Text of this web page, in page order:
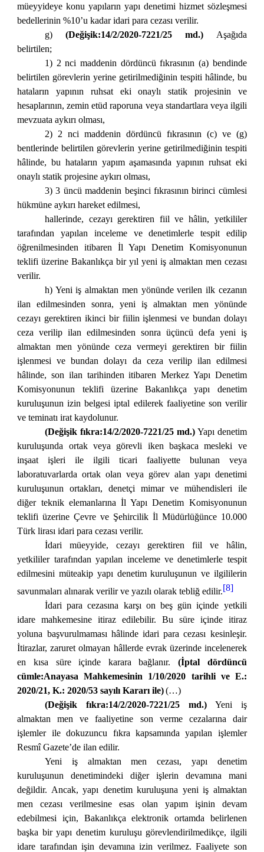
müeyyideye konu yapıların yapı denetimi hizmet sözleşmesi
bedellerinin %10’u kadar idari para cezası verilir.
g)(Değişik:14/2/2020-7221/25 md.) Aşağıda
belirtilen;
1) 2 nci maddenin dördüncü fıkrasının (a) bendinde
belirtilen görevlerin yerine getirilmediğinin tespiti hâlinde, bu
hataların yapının ruhsat eki onaylı statik projesinin ve
hesaplarının, zemin etüd raporuna veya standartlara veya ilgili
mevzuata aykırı olması,
2) 2 nci maddenin dördüncü fıkrasının (c) ve (g)
bentlerinde belirtilen görevlerin yerine getirilmediğinin tespiti
hâlinde, bu hataların yapım aşamasında yapının ruhsat eki
onaylı statik projesine aykırı olması,
3) 3 üncü maddenin beşinci fıkrasının birinci cümlesi
hükmüne aykırı hareket edilmesi,
hallerinde, cezayı gerektiren fiil ve hâlin, yetkililer
tarafından yapılan inceleme ve denetimlerle tespit edilip
öğrenilmesinden itibaren İl Yapı Denetim Komisyonunun
teklifi üzerine Bakanlıkça bir yıl yeni iş almaktan men cezası
verilir.
h) Yeni iş almaktan men yönünde verilen ilk cezanın
ilan edilmesinden sonra, yeni iş almaktan men yönünde
cezayı gerektiren ikinci bir fiilin işlenmesi ve bundan dolayı
ceza verilip ilan edilmesinden sonra üçüncü defa yeni iş
almaktan men yönünde ceza vermeyi gerektiren bir fiilin
işlenmesi ve bundan dolayı da ceza verilip ilan edilmesi
hâlinde, son ilan tarihinden itibaren Merkez Yapı Denetim
Komisyonunun teklifi üzerine Bakanlıkça yapı denetim
kuruluşunun izin belgesi iptal edilerek faaliyetine son verilir
ve teminatı irat kaydolunur.
(Değişik fıkra:14/2/2020-7221/25 md.)Yapı denetim
kuruluşunda ortak veya görevli iken başkaca mesleki ve
inşaat işleri ile ilgili ticari faaliyette bulunan veya
laboratuvarlarda ortak olan veya görev alan yapı denetimi
kuruluşunun ortakları, denetçi mimar ve mühendisleri ile
diğer teknik elemanlarına İl Yapı Denetim Komisyonunun
teklifi üzerine Çevre ve Şehircilik İl Müdürlüğünce 10.000
Türk lirası idari para cezası verilir.
İdari müeyyide, cezayı gerektiren fiil ve hâlin,
yetkililer tarafından yapılan inceleme ve denetimlerle tespit
edilmesini müteakip yapı denetim kuruluşunun ve ilgililerin
savunmaları alınarak verilir ve yazılı olarak tebliğ edilir.[8]
İdari para cezasına karşı on beş gün içinde yetkili
idare mahkemesine itiraz edilebilir. Bu süre içinde itiraz
yoluna başvurulmaması hâlinde idari para cezası kesinleşir.
İtirazlar, zaruret olmayan hâllerde evrak üzerinde incelenerek
en kısa süre içinde karara bağlanır. (İptal dördüncü
cümle:Anayasa Mahkemesinin 1/10/2020 tarihli ve E.:
2020/21, K.: 2020/53 sayılı Kararı ile) (…)
(Değişik fıkra:14/2/2020-7221/25 md.)Yeni iş
almaktan men ve faaliyetine son verme cezalarına dair
işlemler ile dokuzuncu fıkra kapsamında yapılan işlemler
Resmî Gazete’de ilan edilir.
Yeni iş almaktan men cezası, yapı denetim
kuruluşunun denetimindeki diğer işlerin devamına mani
değildir. Ancak, yapı denetim kuruluşuna yeni iş almaktan
men cezası verilmesine esas olan yapım işinin devam
edebilmesi için, Bakanlıkça elektronik ortamda belirlenen
başka bir yapı denetim kuruluşu görevlendirilmedikçe, ilgili
idare tarafından işin devamına izin verilmez. Faaliyete son